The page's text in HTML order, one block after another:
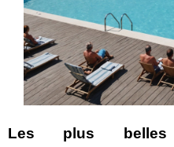
Les plus belles